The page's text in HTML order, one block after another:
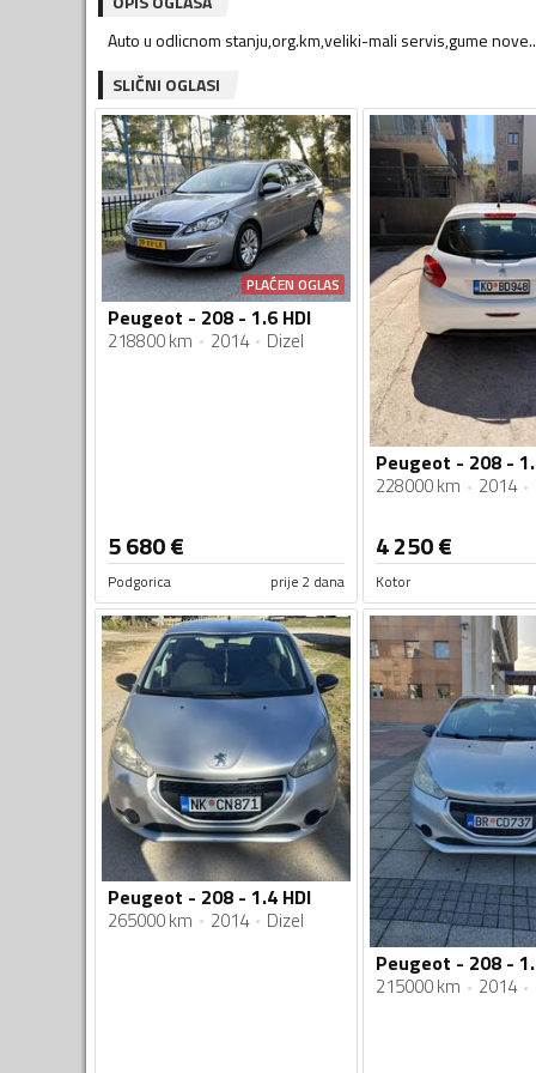
Auto u odlicnom stanju,org.km,veliki-mali servis,gume
SLIČNI OGLASI
PLAĆEN OGLAS
Peugeot - 208 - 1.6 HDI
218800 km 2014 Dizel
5 680€
Podgorica prije 2 dana
Peugeot - 208 -
228000 km 2014
4 250€
Kotor
Peugeot - 208 - 1.4 HDI
265000 km 2014 Dizel
Peugeot - 208 -
215000 km 2014